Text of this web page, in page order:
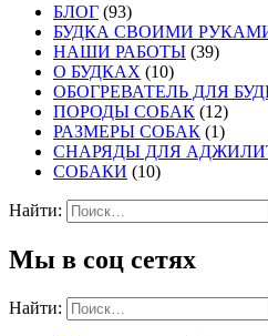
БЛОГ (93)
БУДКА СВОИМИ
НАШИ РАБОТЫ (39)
О БУДКАХ (10)
ОБОГРЕВАТЕЛЬ ДЛЯ
ПОРОДЫ СОБАК (12)
РАЗМЕРЫ СОБАК (1)
СНАРЯДЫ ДЛЯ
СОБАКИ (10)
Найти:
Мы в соц сетях
Найти: